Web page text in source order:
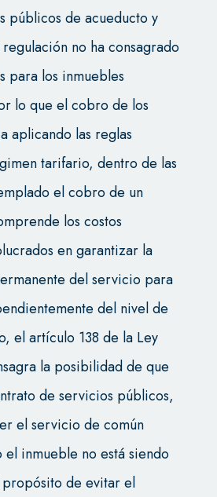
públicos de acueducto y
no ha consagrado
para los inmuebles
lo que el cobro de los
aplicando las reglas
tarifario, dentro de las
el cobro de un
los costos
en garantizar la
del servicio para
del nivel de
el artículo 138 de la Ley
la posibilidad de que
de servicios públicos,
el servicio de común
inmueble no está siendo
de evitar el